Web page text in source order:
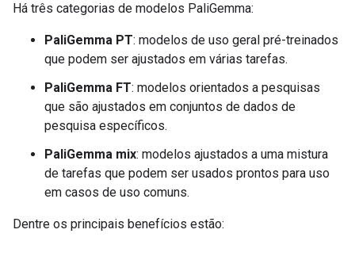
Há três categorias de modelos PaliGemma:
PaliGemma PT: modelos de uso geral pré-treinados
que podem ser ajustados em várias tarefas.
PaliGemma FT: modelos orientados a pesquisas
que são ajustados em conjuntos de dados de
pesquisa específicos.
PaliGemma mix: modelos ajustados a uma mistura
de tarefas que podem ser usados prontos para uso
em casos de uso comuns.
Dentre os principais benefícios estão: